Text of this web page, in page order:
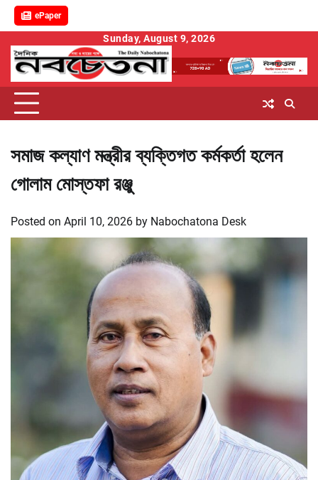
ePaper
content
Sunday, August 9, 2026
সমাজ কল্যাণ মন্ত্রীর ব্যক্তিগত কর্মকর্তা হলেন
গোলাম মোস্তফা রঞ্জু
Posted on April 10, 2026 by Nabochatona Desk